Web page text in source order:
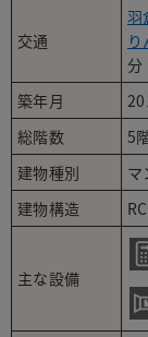
交通
羽
分
築年月
総階数
5
建物種別
マ
建物構造
主な設備